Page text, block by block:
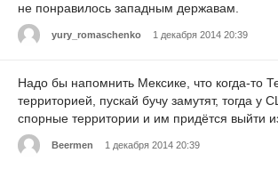
не понравилось западным державам.
yury_romaschenko 1 декабря 2014 20:39
Надо бы напомнить Мексике, что когда-то
территорией, пускай бучу замутят, тогда у
спорные территории и им придётся выйти
Beermen 1 декабря 2014 20:39